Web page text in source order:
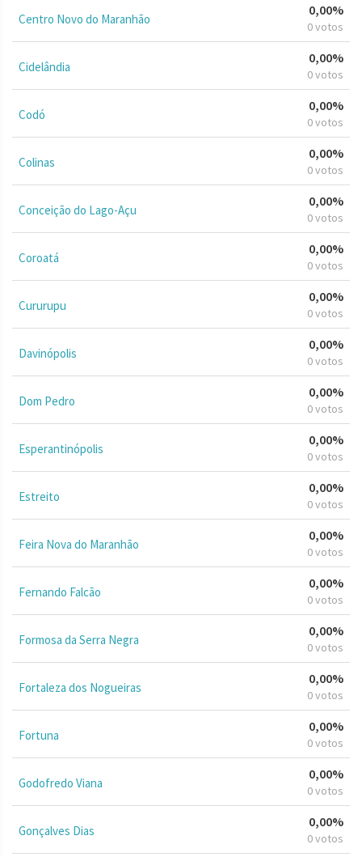
Centro Novo do Maranhão
0,00%
0 votos
Cidelândia
0,00%
0 votos
Codó
0,00%
0 votos
Colinas
0,00%
0 votos
Conceição do Lago-Açu
0,00%
0 votos
Coroatá
0,00%
0 votos
Cururupu
0,00%
0 votos
Davinópolis
0,00%
0 votos
Dom Pedro
0,00%
0 votos
Esperantinópolis
0,00%
0 votos
Estreito
0,00%
0 votos
Feira Nova do Maranhão
0,00%
0 votos
Fernando Falcão
0,00%
0 votos
Formosa da Serra Negra
0,00%
0 votos
Fortaleza dos Nogueiras
0,00%
0 votos
Fortuna
0,00%
0 votos
Godofredo Viana
0,00%
0 votos
Gonçalves Dias
0,00%
0 votos